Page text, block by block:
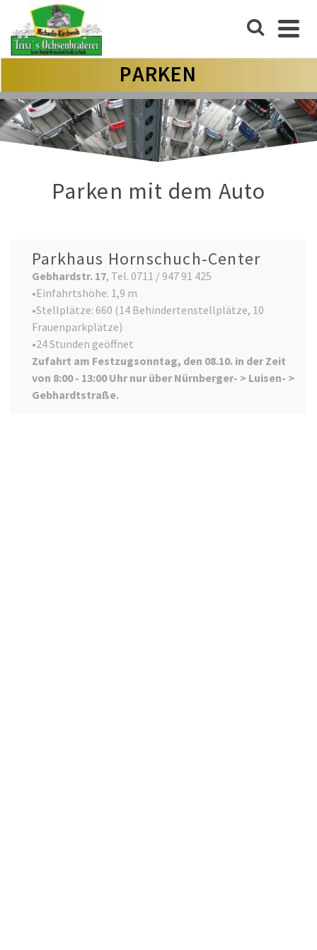
PARKEN
Parken mit dem Auto
Parkhaus Hornschuch-Center
Gebhardstr. 17, Tel. 0711 / 947 91 425
•Einfahrtshöhe: 1,9 m
•Stellplätze: 660 (14 Behindertenstellplätze, 10
Frauenparkplätze)
•24 Stunden geöffnet
Zufahrt am Festzugsonntag, den 08.10. in der Zeit
von 8:00 - 13:00 Uhr nur über Nürnberger- > Luisen- >
Gebhardtstraße.